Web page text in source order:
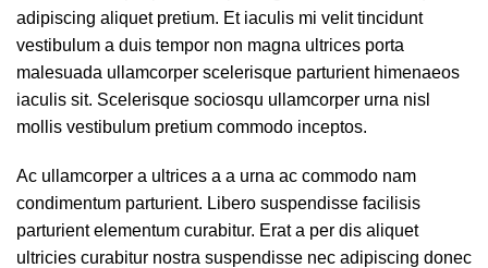
adipiscing aliquet pretium. Et iaculis mi velit tincidunt
vestibulum a duis tempor non magna ultrices porta
malesuada ullamcorper scelerisque parturient himenaeos
iaculis sit. Scelerisque sociosqu ullamcorper urna nisl
mollis vestibulum pretium commodo inceptos.
Ac ullamcorper a ultrices a a urna ac commodo nam
condimentum parturient. Libero suspendisse facilisis
parturient elementum curabitur. Erat a per dis aliquet
ultricies curabitur nostra suspendisse nec adipiscing donec